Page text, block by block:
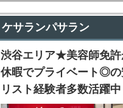
ケサランパサラン
渋谷エリア★美容師免許
休暇でプライベート◎の
リスト経験者多数活躍